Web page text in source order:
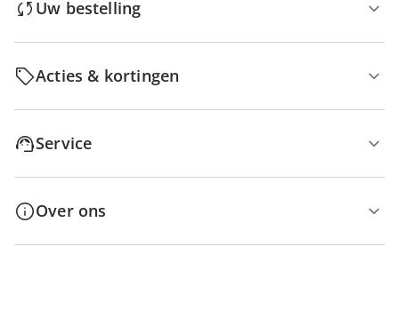
Uw bestelling
Acties & kortingen
Service
Over ons